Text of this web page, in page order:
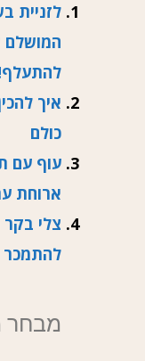
לזניית
המושלם של
להתעלף!
איך להכין
עוף עם
ארוחת ערב
צלי בקר
להתמכר
מבחר